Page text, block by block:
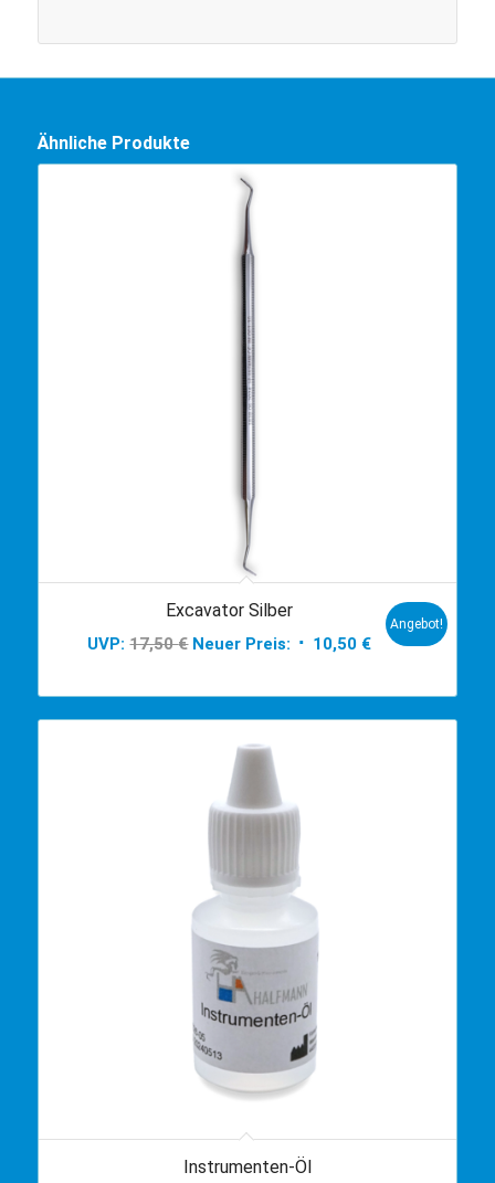
Ähnliche Produkte
Excavator Silber
UVP: 17,50€ Ursprünglicher
Neuer Preis: 10,50 €Aktueller
Angebot!
Instrumenten-Öl